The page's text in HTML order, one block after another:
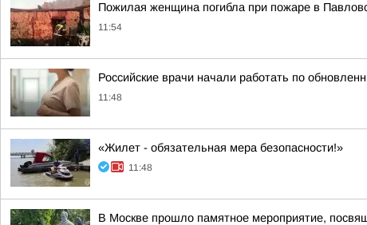
Пожилая женщина погибла при пожаре в
11:54
Российские врачи начали работать по
11:48
«Жилет - обязательная мера безопасности!»
11:48
В Москве прошло памятное мероприятие,